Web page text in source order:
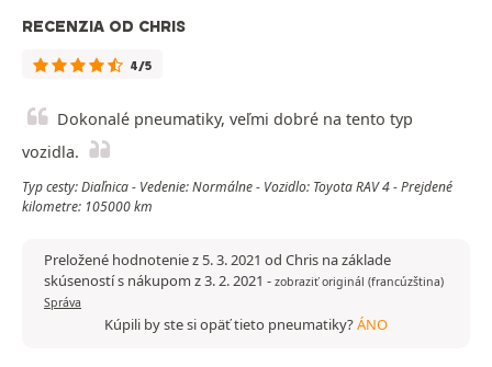
RECENZIA OD CHRIS
4/5
Dokonalé pneumatiky, veľmi dobré na tento typ
vozidla.
Typ cesty: Diaľnica - Vedenie: Normálne - Vozidlo: Toyota RAV 4 - Prejdené
kilometre: 105000 km
Preložené hodnotenie z 5. 3. 2021 od Chris na základe
skúseností s nákupom z 3. 2. 2021 - zobraziť originál (francúzština)
Správa
Kúpili by ste si opäť tieto pneumatiky?ÁNO